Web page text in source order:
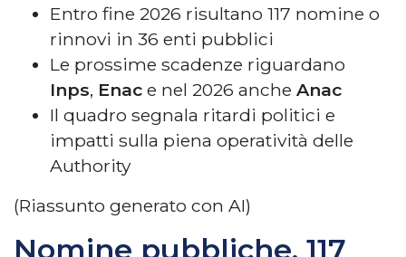
Entro fine 2026 risultano 117 nomine o
rinnovi in 36 enti pubblici
Le prossime scadenze riguardano
Inps, Enac e nel 2026 anche Anac
Il quadro segnala ritardi politici e
impatti sulla piena operatività delle
Authority
(Riassunto generato con AI)
Nomine pubbliche, 117